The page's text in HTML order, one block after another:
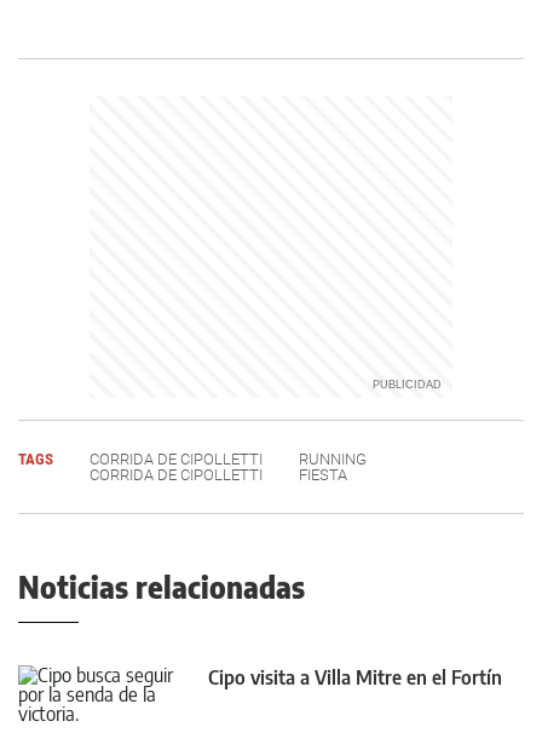
TAGS CORRIDA DE CIPOLLETTI
RUNNING
CORRIDA DE CIPOLLETTI
FIESTA
Noticias relacionadas
Cipo visita a Villa Mitre en el Fortín